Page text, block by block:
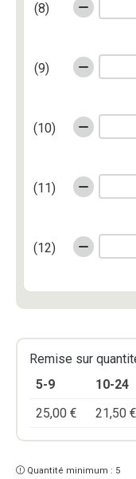
(8)
(9)
(10)
(11)
(12)
Remise sur
5-9
10-24
25,00 € 21,50 €
Quantité minimum : 5